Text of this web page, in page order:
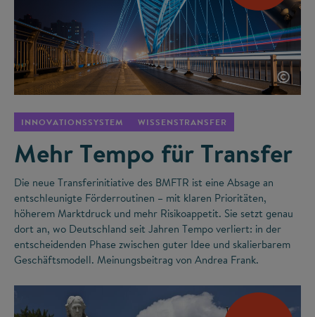
©
INNOVATIONSSYSTEM WISSENSTRANSFER
Mehr Tempo für Transfer
Die neue Transferinitiative des BMFTR ist eine Absage an
entschleunigte Förderroutinen – mit klaren Prioritäten,
höherem Marktdruck und mehr Risikoappetit. Sie setzt genau
dort an, wo Deutschland seit Jahren Tempo verliert: in der
entscheidenden Phase zwischen guter Idee und skalierbarem
Geschäftsmodell. Meinungsbeitrag von Andrea Frank.